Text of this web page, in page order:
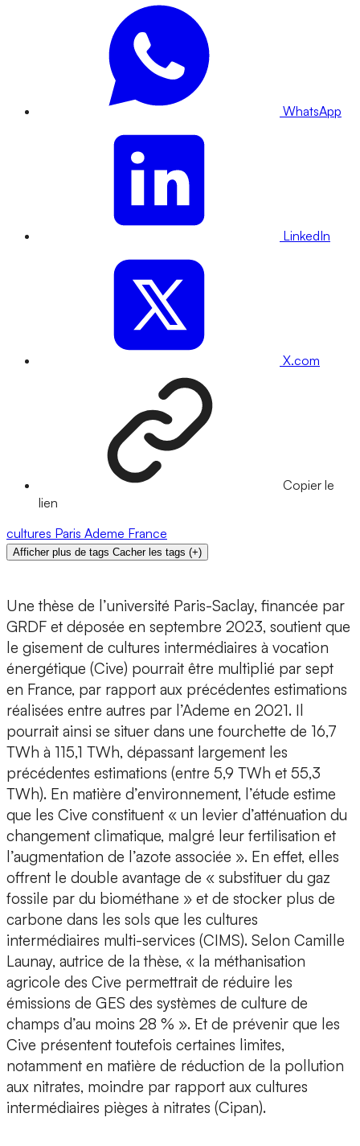
WhatsApp
LinkedIn
X.com
Copier le
lien
cultures Paris Ademe France
Afficher plus de tags Cacher les tags (+)
Une thèse de l’université Paris-Saclay, financée par
GRDF et déposée en septembre 2023, soutient que
le gisement de cultures intermédiaires à vocation
énergétique (Cive) pourrait être multiplié par sept
en France, par rapport aux précédentes estimations
réalisées entre autres par l’Ademe en 2021. Il
pourrait ainsi se situer dans une fourchette de 16,7
TWh à 115,1 TWh, dépassant largement les
précédentes estimations (entre 5,9 TWh et 55,3
TWh). En matière d’environnement, l’étude estime
que les Cive constituent « un levier d’atténuation du
changement climatique, malgré leur fertilisation et
l’augmentation de l’azote associée ». En effet, elles
offrent le double avantage de « substituer du gaz
fossile par du biométhane » et de stocker plus de
carbone dans les sols que les cultures
intermédiaires multi-services (CIMS). Selon Camille
Launay, autrice de la thèse, « la méthanisation
agricole des Cive permettrait de réduire les
émissions de GES des systèmes de culture de
champs d’au moins 28 % ». Et de prévenir que les
Cive présentent toutefois certaines limites,
notamment en matière de réduction de la pollution
aux nitrates, moindre par rapport aux cultures
intermédiaires pièges à nitrates (Cipan).